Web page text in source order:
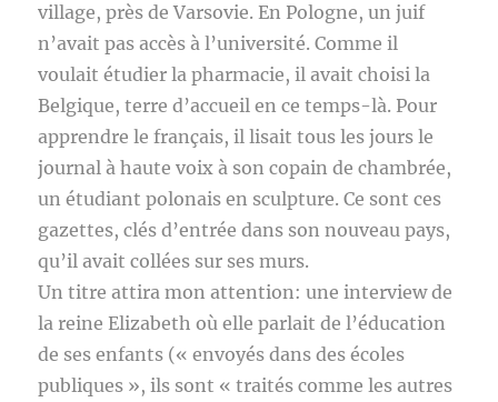
village, près de Varsovie. En Pologne, un juif
n’avait pas accès à l’université. Comme il
voulait étudier la pharmacie, il avait choisi la
Belgique, terre d’accueil en ce temps-là. Pour
apprendre le français, il lisait tous les jours le
journal à haute voix à son copain de chambrée,
un étudiant polonais en sculpture. Ce sont ces
gazettes, clés d’entrée dans son nouveau pays,
qu’il avait collées sur ses murs.
Un titre attira mon attention: une interview de
la reine Elizabeth où elle parlait de l’éducation
de ses enfants (« envoyés dans des écoles
publiques », ils sont « traités comme les autres